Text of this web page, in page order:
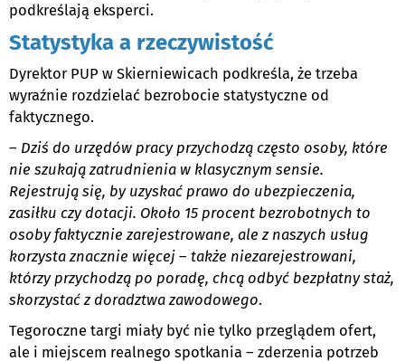
podkreślają eksperci.
Statystyka a rzeczywistość
Dyrektor PUP w Skierniewicach podkreśla, że trzeba
wyraźnie rozdzielać bezrobocie statystyczne od
faktycznego.
– Dziś do urzędów pracy przychodzą często osoby, które
nie szukają zatrudnienia w klasycznym sensie.
Rejestrują się, by uzyskać prawo do ubezpieczenia,
zasiłku czy dotacji. Około 15 procent bezrobotnych to
osoby faktycznie zarejestrowane, ale z naszych usług
korzysta znacznie więcej – także niezarejestrowani,
którzy przychodzą po poradę, chcą odbyć bezpłatny staż,
skorzystać z doradztwa zawodowego.
Tegoroczne targi miały być nie tylko przeglądem ofert,
ale i miejscem realnego spotkania – zderzenia potrzeb